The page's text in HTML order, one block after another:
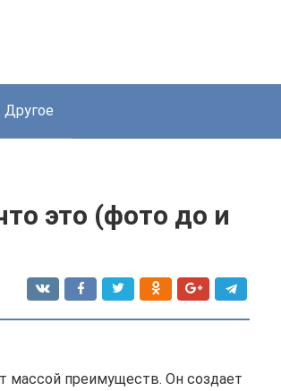
Другое
это (фото до и
массой преимуществ. Он создает